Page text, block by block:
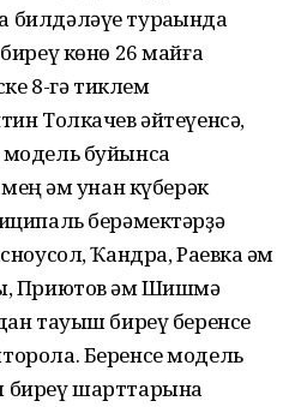
тураһында
көнө 26 майға
8-гә тиклем
Толкачев әйтеүенсә,
буйынса
һәм унан күберәк
берәмектәрҙә
Ҡандра, Раевка һәм
Приютов һәм Шишмә
тауыш биреү беренсе
Беренсе модель
шарттарына